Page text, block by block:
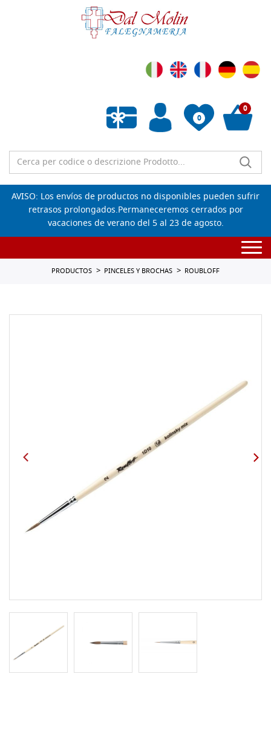
0
Lista de deseos vacía
0
AVISO: Los envíos de productos no disponibles pueden sufrir
retrasos prolongados.Permaneceremos cerrados por
vacaciones de verano del 5 al 23 de agosto.
PRODUCTOS PINCELES Y BROCHAS ROUBLOFF